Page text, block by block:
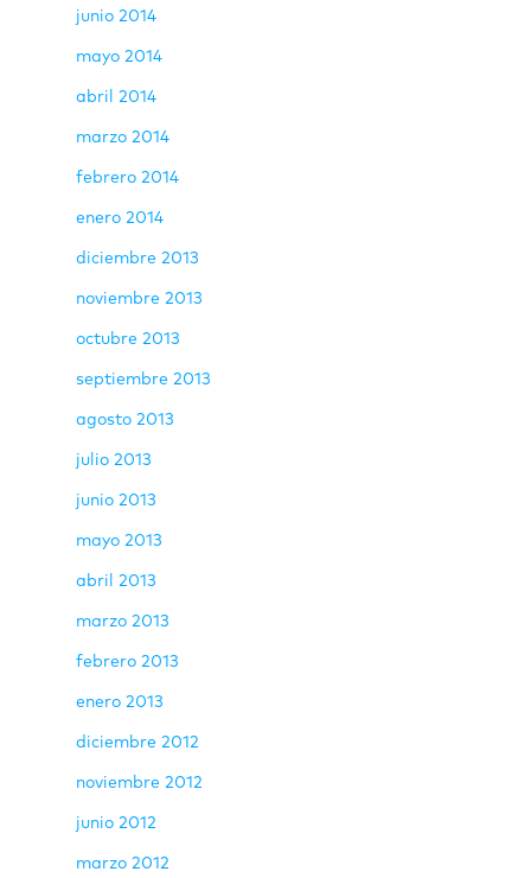
junio 2014
mayo 2014
abril 2014
marzo 2014
febrero 2014
enero 2014
diciembre 2013
noviembre 2013
octubre 2013
septiembre 2013
agosto 2013
julio 2013
junio 2013
mayo 2013
abril 2013
marzo 2013
febrero 2013
enero 2013
diciembre 2012
noviembre 2012
junio 2012
marzo 2012